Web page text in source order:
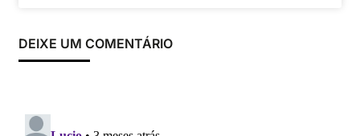
DEIXE UM COMENTÁRIO